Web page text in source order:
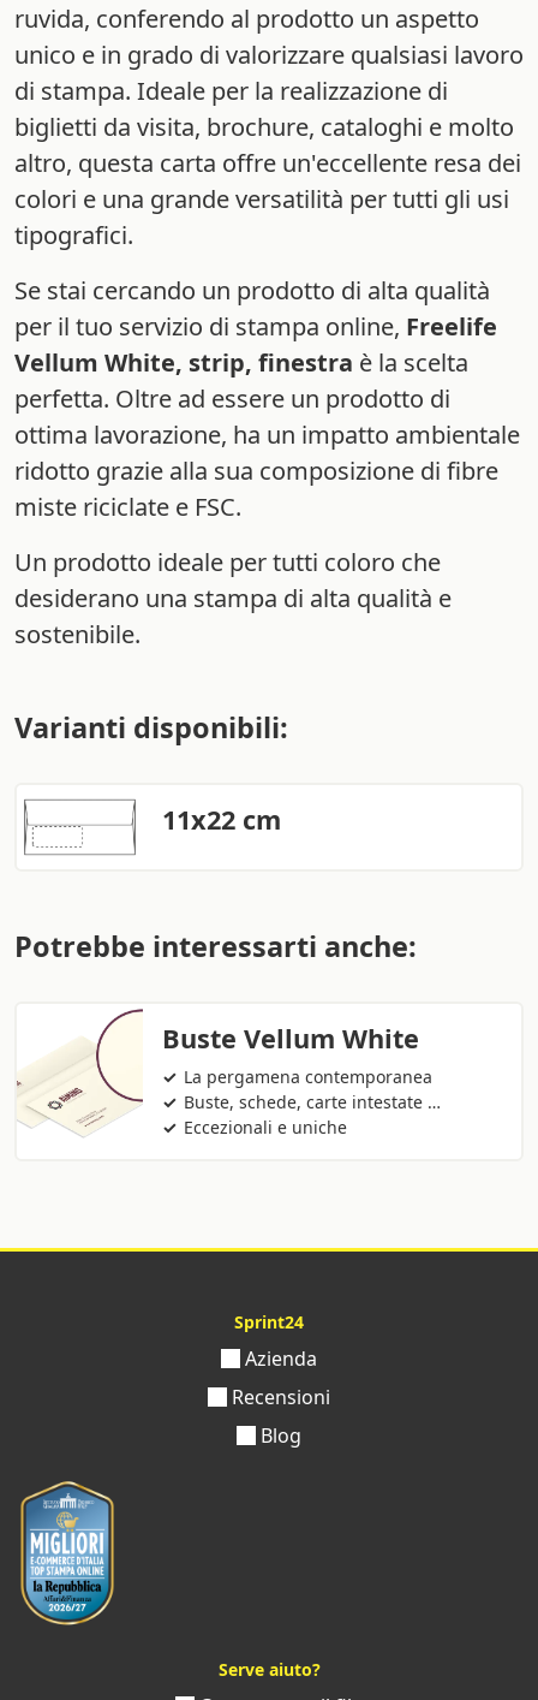
ruvida, conferendo al prodotto un aspetto
unico e in grado di valorizzare qualsiasi lavoro
di stampa. Ideale per la realizzazione di
biglietti da visita, brochure, cataloghi e molto
altro, questa carta offre un'eccellente resa dei
colori e una grande versatilità per tutti gli usi
tipografici.
Se stai cercando un prodotto di alta qualità
per il tuo servizio di stampa online, Freelife
Vellum White, strip, finestra è la scelta
perfetta. Oltre ad essere un prodotto di
ottima lavorazione, ha un impatto ambientale
ridotto grazie alla sua composizione di fibre
miste riciclate e FSC.
Un prodotto ideale per tutti coloro che
desiderano una stampa di alta qualità e
sostenibile.
Varianti disponibili:
11x22 cm
Potrebbe interessarti anche:
Buste Vellum White
La pergamena contemporanea
Buste, schede, carte intestate …
Eccezionali e uniche
Sprint24
Azienda
Recensioni
Blog
Serve aiuto?